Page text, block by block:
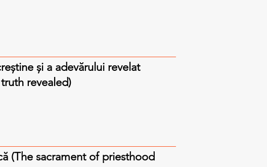
şi a adevărului revelat
revealed)
(The sacrament of priesthood